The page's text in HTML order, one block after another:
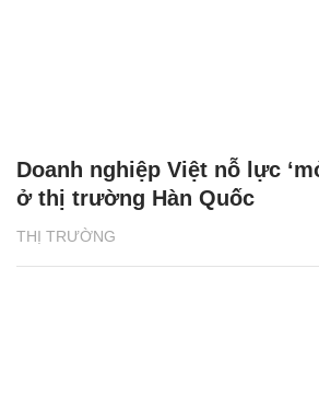
THỊ TRƯỜNG
Doanh nghiệp Việt nỗ lực
ở thị trường Hàn Quốc